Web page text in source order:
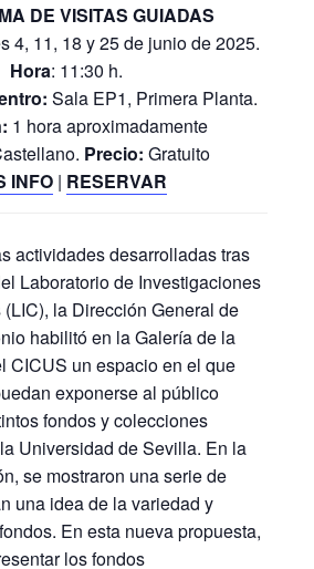
DE VISITAS GUIADAS
4, 11, 18 y 25 de junio de 2025.
Hora: 11:30 h.
Sala EP1, Primera Planta.
1 hora aproximadamente
Precio: Gratuito
INFO| RESERVAR
actividades desarrolladas tras
Laboratorio de Investigaciones
la Dirección General de
habilitó en la Galería de la
CICUS un espacio en el que
exponerse al público
fondos y colecciones
Universidad de Sevilla. En la
se mostraron una serie de
una idea de la variedad y
En esta nueva propuesta,
los fondos